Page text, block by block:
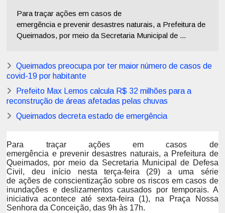
Para traçar ações em casos de
emergência e prevenir desastres naturais, a Prefeitura de
Queimados, por meio da Secretaria Municipal de ...
Queimados preocupa por ter maior número de casos de
covid-19 por habitante
Prefeito Max Lemos calcula R$ 32 milhões para a
reconstrução de áreas afetadas pelas chuvas
Queimados decreta estado de emergência
Para traçar ações em casos de
emergência e prevenir desastres naturais, a Prefeitura de
Queimados, por meio da Secretaria Municipal de Defesa
Civil, deu início nesta terça-feira (29) a uma série
de ações de conscientização sobre os riscos em casos de
inundações e deslizamentos causados por temporais. A
iniciativa acontece até sexta-feira (1), na Praça Nossa
Senhora da Conceição, das 9h às 17h.